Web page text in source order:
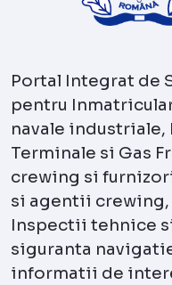
Portal Integrat de
pentru
navale
Terminale si Gas
crewing si
si agentii crewing,
Inspectii tehnice
siguranta
informatii de